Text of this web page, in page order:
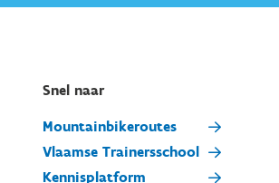
Snel naar
Mountainbikeroutes
Vlaamse Trainersschool
Kennisplatform